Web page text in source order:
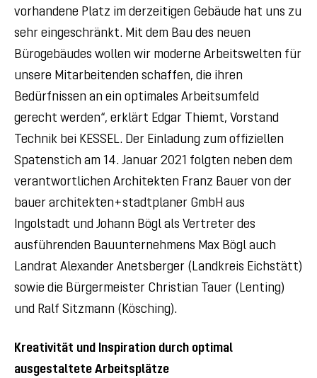
vorhandene Platz im derzeitigen Gebäude hat uns zu
sehr eingeschränkt. Mit dem Bau des neuen
Bürogebäudes wollen wir moderne Arbeitswelten für
unsere Mitarbeitenden schaffen, die ihren
Bedürfnissen an ein optimales Arbeitsumfeld
gerecht werden“, erklärt Edgar Thiemt, Vorstand
Technik bei KESSEL. Der Einladung zum offiziellen
Spatenstich am 14. Januar 2021 folgten neben dem
verantwortlichen Architekten Franz Bauer von der
bauer architekten+stadtplaner GmbH aus
Ingolstadt und Johann Bögl als Vertreter des
ausführenden Bauunternehmens Max Bögl auch
Landrat Alexander Anetsberger (Landkreis Eichstätt)
sowie die Bürgermeister Christian Tauer (Lenting)
und Ralf Sitzmann (Kösching).
Kreativität und Inspiration durch optimal
ausgestaltete Arbeitsplätze